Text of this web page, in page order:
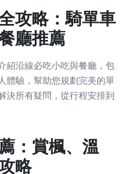
攻略：騎單車
廳推薦
紹沿線必吃小吃與餐廳，包
體驗，幫助您規劃完美的單
決所有疑問，從行程安排到
：賞楓、溫
略